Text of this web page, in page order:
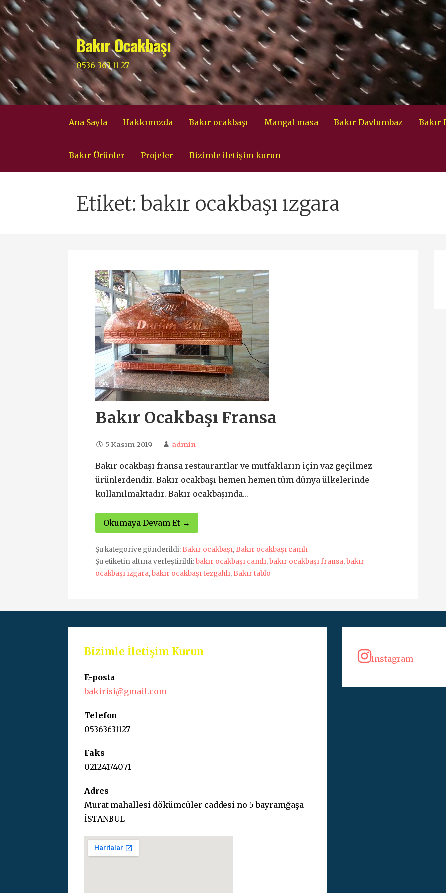
İçeriğe
atla
Bakır Ocakbaşı
0536 363 11 27
Ana Sayfa Hakkımızda Bakır ocakbaşı Mangal masa Bakır Davlumbaz Bakır
Bakır Ürünler Projeler Bizimle iletişim kurun
Etiket: bakır ocakbaşı ızgara
Bakır Ocakbaşı Fransa
5 Kasım 2019 admin
Bakır ocakbaşı fransa restaurantlar ve mutfakların için vaz geçilmez
ürünlerdendir. Bakır ocakbaşı hemen hemen tüm dünya ülkelerinde
kullanılmaktadır. Bakır ocakbaşında…
Okumaya Devam Et →
Şu kategoriye gönderildi: Bakır ocakbaşı, Bakır ocakbaşı camlı
Şu etiketin altına yerleştirildi:bakır ocakbaşı camlı,bakır ocakbaşı fransa,bakır
ocakbaşı ızgara,bakır ocakbaşı tezgahlı, Bakır tablo
Bizimle İletişim Kurun
E-posta
bakirisi@gmail.com
Telefon
05363631127
Faks
02124174071
Adres
Murat mahallesi dökümcüler caddesi no 5 bayramğaşa
İSTANBUL
Instagram